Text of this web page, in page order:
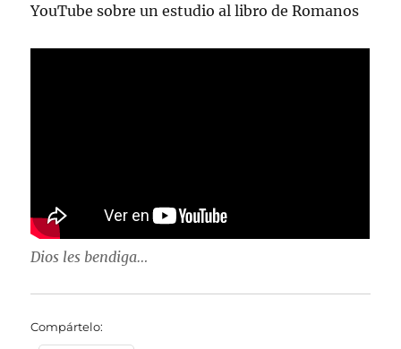
YouTube sobre un estudio al libro de Romanos
Dios les bendiga…
Compártelo: